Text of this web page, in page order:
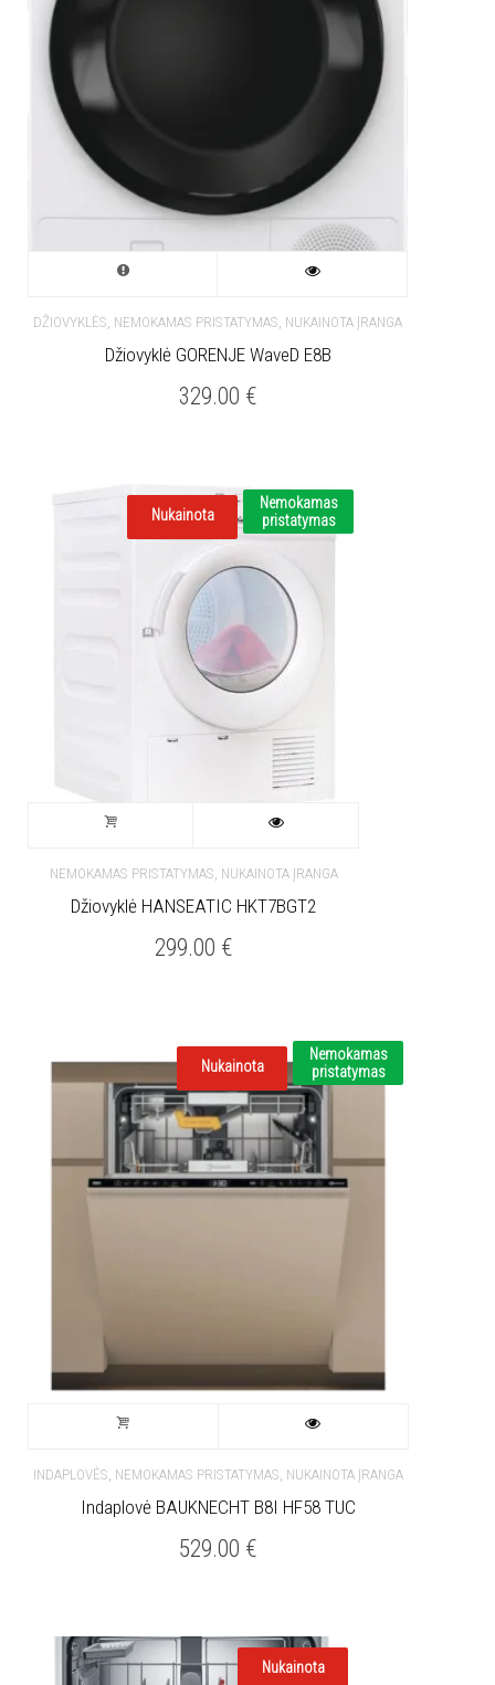
DŽIOVYKLĖS, NEMOKAMAS PRISTATYMAS, NUKAINOTA ĮRANGA
Džiovyklė GORENJE WaveD E8B
329.00 €
Nukainota
Nemokamas
pristatymas
NEMOKAMAS PRISTATYMAS, NUKAINOTA ĮRANGA
Džiovyklė HANSEATIC HKT7BGT2
299.00 €
Nukainota
Nemokamas
pristatymas
INDAPLOVĖS, NEMOKAMAS PRISTATYMAS, NUKAINOTA ĮRANGA
Indaplovė BAUKNECHT B8I HF58 TUC
529.00 €
Nukainota